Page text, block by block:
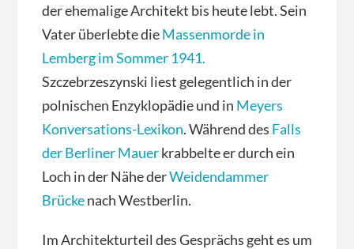
der ehemalige Architekt bis heute lebt. Sein
Vater überlebte dieMassenmorde in
Lemberg im Sommer 1941.
Szczebrzeszynski liest gelegentlich in der
polnischen Enzyklopädie und in Meyers
Konversations-Lexikon. Während des Falls
der Berliner Mauerkrabbelte er durch ein
Loch in der Nähe derWeidendammer
Brückenach Westberlin.
Im Architekturteil des Gesprächs geht es um